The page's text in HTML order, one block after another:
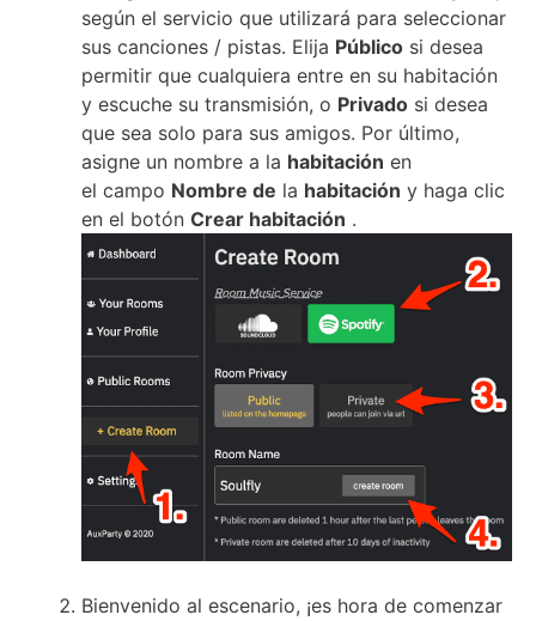
según el servicio que utilizará para seleccionar
sus canciones / pistas. Elija Público si desea
permitir que cualquiera entre en su habitación
y escuche su transmisión, o Privado si desea
que sea solo para sus amigos. Por último,
asigne un nombre a la habitación en
el campo Nombre de la habitación y haga clic
en el botón Crear habitación .
Bienvenido al escenario, ¡es hora de comenzar